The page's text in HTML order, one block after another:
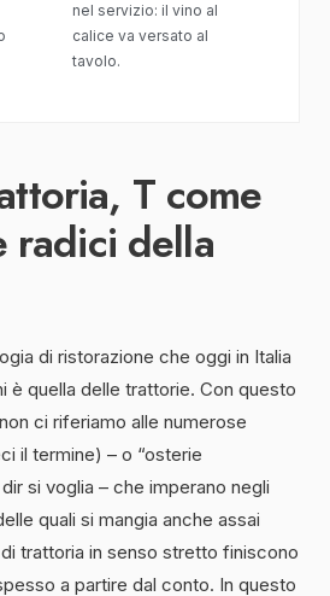
nel servizio: il vino al
calice va versato al
tavolo.
T come
radici della
di ristorazione che oggi in Italia
è quella delle trattorie. Con questo
ci riferiamo alle numerose
il termine) – o “osterie
si voglia – che imperano negli
quali si mangia anche assai
trattoria in senso stretto finiscono
a partire dal conto. In questo